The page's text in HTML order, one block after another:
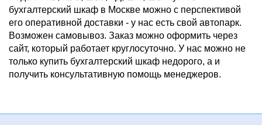
бухгалтерский шкаф в Москве можно с перспективой
его оперативной доставки - у нас есть свой автопарк.
Возможен самовывоз. Заказ можно оформить через
сайт, который работает круглосуточно. У нас можно не
только купить бухгалтерский шкаф недорого, а и
получить консультативную помощь менеджеров.